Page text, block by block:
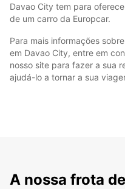
Davao City tem para
de um carro da Europcar.
Para mais informações
em Davao City, entre em
nosso site para fazer a sua
ajudá-lo a tornar a sua
A nossa frota